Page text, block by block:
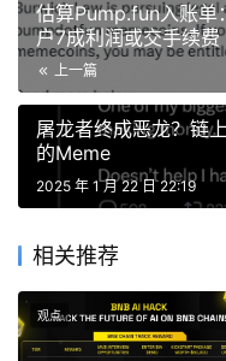
币战略储备，无疑是加
消了加密行业对他发币
对于离加密行业很远
Ross，就能平息加密
万利」的怒火。
登被击杀，金正日去世
的事 ，比如比特币刚
同，诞生后的一两年里
估算Pump.fun入账单
户7成利润或交手续费
上一篇
屠龙者终成恶龙？链
的Meme
2025 年 1 月 22 日 22:19
相关推荐
观点